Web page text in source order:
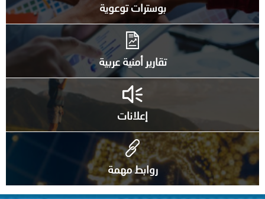
بوسترات توعوية
تقارير أمنية عربية
إعلانات
روابط مهمة